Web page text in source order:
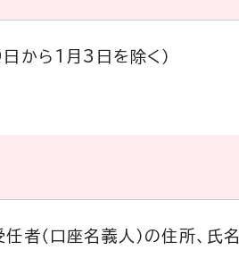
から1月3日を除く）
者（口座名義人）の住所、氏